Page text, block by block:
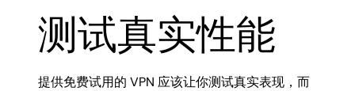
测试真实性能
提供免费试用的 VPN 应该让你测试真实表现，而